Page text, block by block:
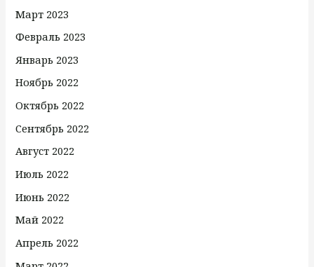
Март 2023
Февраль 2023
Январь 2023
Ноябрь 2022
Октябрь 2022
Сентябрь 2022
Август 2022
Июль 2022
Июнь 2022
Май 2022
Апрель 2022